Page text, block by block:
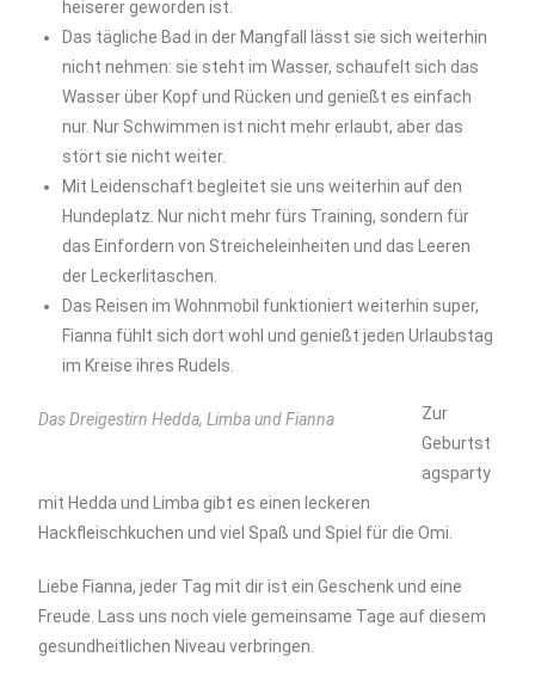
heiserer geworden ist.
Das tägliche Bad in der Mangfall lässt sie sich weiterhin
nicht nehmen: sie steht im Wasser, schaufelt sich das
Wasser über Kopf und Rücken und genießt es einfach
nur. Nur Schwimmen ist nicht mehr erlaubt, aber das
stört sie nicht weiter.
Mit Leidenschaft begleitet sie uns weiterhin auf den
Hundeplatz. Nur nicht mehr fürs Training, sondern für
das Einfordern von Streicheleinheiten und das Leeren
der Leckerlitaschen.
Das Reisen im Wohnmobil funktioniert weiterhin super,
Fianna fühlt sich dort wohl und genießt jeden Urlaubstag
im Kreise ihres Rudels.
Das Dreigestirn Hedda, Limba und Fianna
Zur
Geburtst
agsparty
mit Hedda und Limba gibt es einen leckeren
Hackfleischkuchen und viel Spaß und Spiel für die Omi.
Liebe Fianna, jeder Tag mit dir ist ein Geschenk und eine
Freude. Lass uns noch viele gemeinsame Tage auf diesem
gesundheitlichen Niveau verbringen.